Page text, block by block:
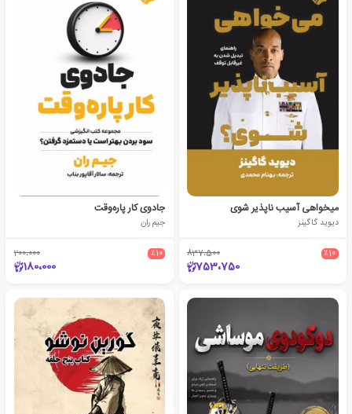
میخواهی آسیب ناپذیر شوی
دیوید گاگینز
٪10 837،500
753،750
جادوی کار پاره‌وقت
جیم ران
٪10 200،000
180،000